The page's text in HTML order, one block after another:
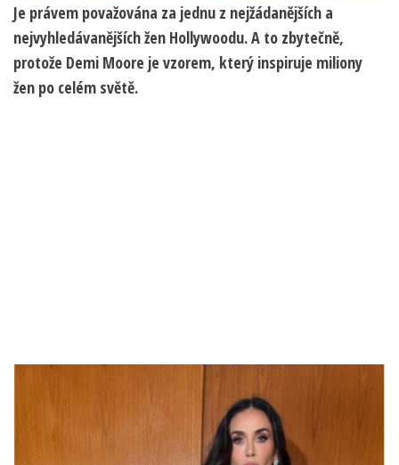
Je právem považována za jednu z nejžádanějších a
nejvyhledávanějších žen Hollywoodu. A to zbytečně,
protože Demi Moore je vzorem, který inspiruje miliony
žen po celém světě.